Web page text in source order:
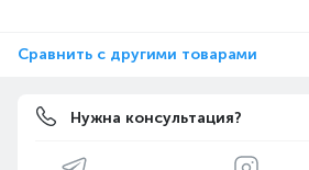
Сравнить с другими товарами
Нужна консультация?